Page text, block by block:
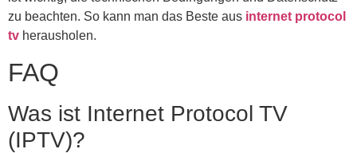
zu beachten. So kann man das Beste aus internet protocol
tv herausholen.
FAQ
Was ist Internet Protocol TV
(IPTV)?